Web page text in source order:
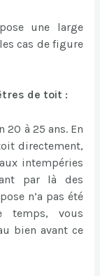
une large
cas de figure
de toit :
20 à 25 ans. En
directement,
intempéries
par là des
n’a pas été
temps, vous
bien avant ce